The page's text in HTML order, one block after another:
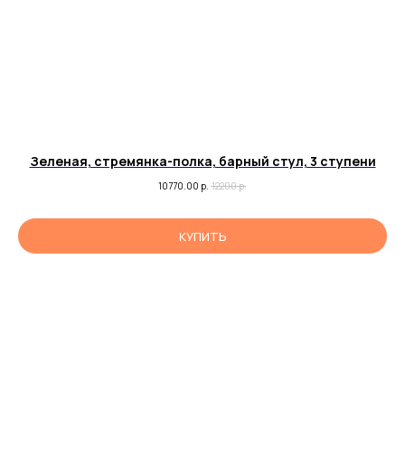
Зеленая, стремянка-полка, барный стул, 3 ступени
10770.00 р. 12200р.
КУПИТЬ